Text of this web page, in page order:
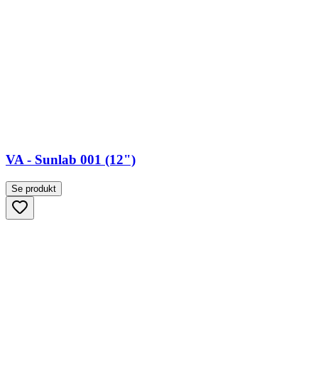
VA - Sunlab 001 (12")
Se produkt